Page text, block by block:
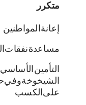
متكرر
إعانة المواطنين
مساعدة نفقات
التأمين
الشيخوخة وفي
على الكسب